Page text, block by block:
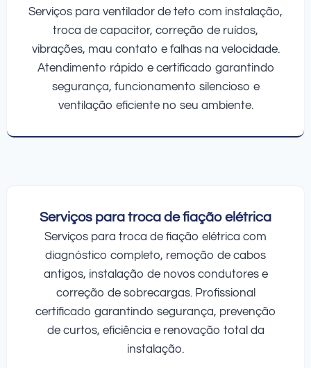
Serviços para ventilador de teto com instalação,
troca de capacitor, correção de ruídos,
vibrações, mau contato e falhas na velocidade.
Atendimento rápido e certificado garantindo
segurança, funcionamento silencioso e
ventilação eficiente no seu ambiente.
Serviços para troca de fiação elétrica
Serviços para troca de fiação elétrica com
diagnóstico completo, remoção de cabos
antigos, instalação de novos condutores e
correção de sobrecargas. Profissional
certificado garantindo segurança, prevenção
de curtos, eficiência e renovação total da
instalação.